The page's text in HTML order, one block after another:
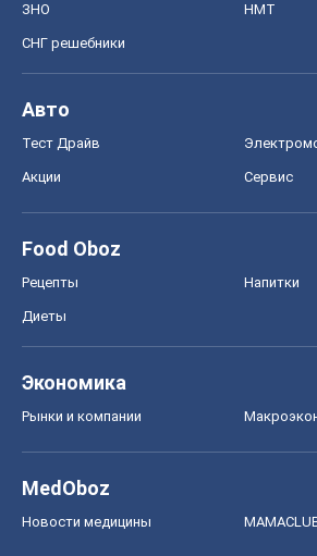
ЗНО НМТ
СНГ решебники
Авто
Тест Драйв
Акции Сервис
Food Oboz
Рецепты Напитки
Диеты
Экономика
Рынки и компании
MedOboz
Новости медицины